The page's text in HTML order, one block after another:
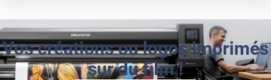
Vos créations ou logos imprimés
sur du film !